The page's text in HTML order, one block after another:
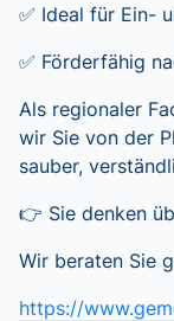
✅ Ideal für Ein-
✅ Förderfähig
Als regionaler
wir Sie von der
sauber,
👉 Sie denken
Wir beraten Sie
https://